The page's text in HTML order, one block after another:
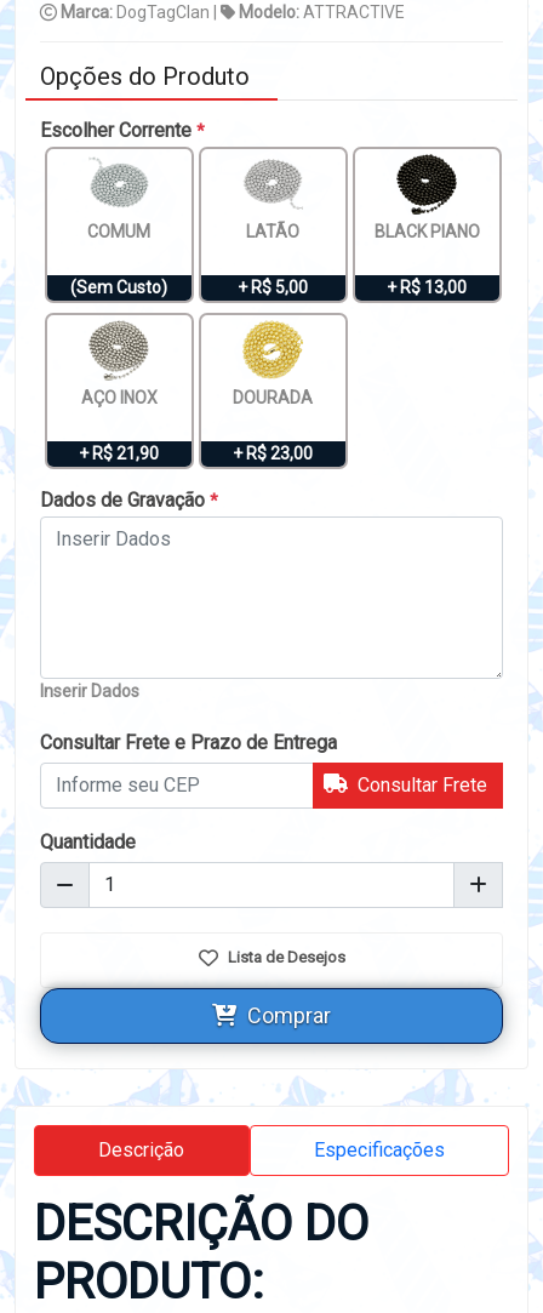
Marca: DogTagClan | Modelo:ATTRACTIVE
Opções do Produto
Escolher Corrente *
COMUM
(Sem Custo)
LATÃO
+ R$ 5,00
BLACK PIANO
+ R$ 13,00
AÇO INOX
+ R$ 21,90
DOURADA
+ R$ 23,00
Dados de Gravação *
Inserir Dados
Consultar Frete e Prazo de Entrega
Consultar Frete
Quantidade
Lista de Desejos
Comprar
Descrição Especificações
DESCRIÇÃO DO
PRODUTO: